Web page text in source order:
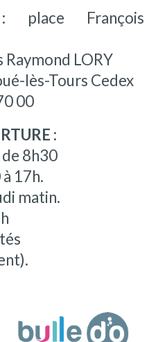
place François
LORY
lès-Tours Cedex
00
:
8h30
17h.
matin.